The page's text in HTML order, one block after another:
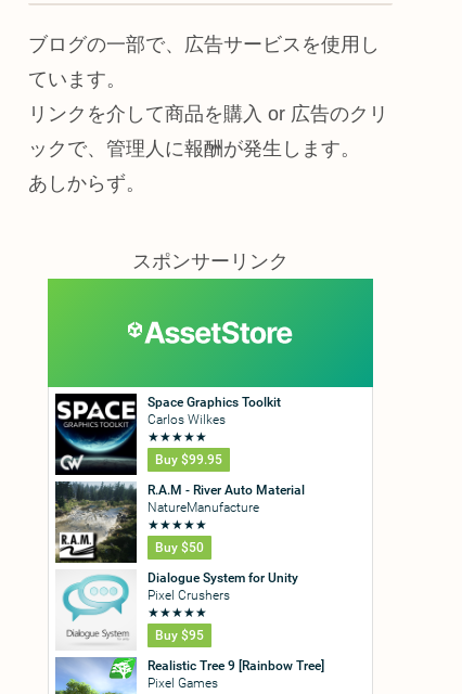
ブログの一部で、広告サービスを使用し
ています。
リンクを介して商品を購入 or 広告のクリ
ックで、管理人に報酬が発生します。
あしからず。
スポンサーリンク